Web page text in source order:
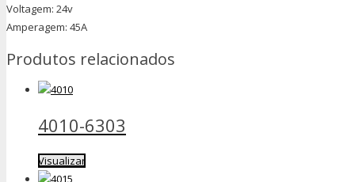
Voltagem: 24v
Amperagem: 45A
Produtos relacionados
4010-6303
Visualizar